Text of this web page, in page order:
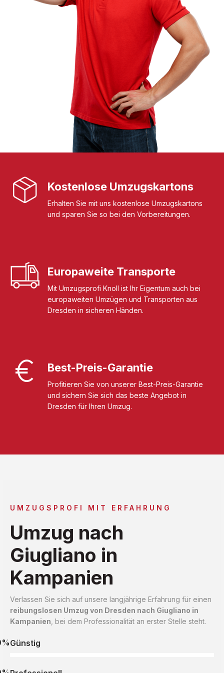
Kostenlose Umzugskartons
Erhalten Sie mit uns kostenlose Umzugskartons
und sparen Sie so bei den Vorbereitungen.
Europaweite Transporte
Mit Umzugsprofi Knoll ist Ihr Eigentum auch bei
europaweiten Umzügen und Transporten aus
Dresden in sicheren Händen.
Best-Preis-Garantie
Profitieren Sie von unserer Best-Preis-Garantie
und sichern Sie sich das beste Angebot in
Dresden für Ihren Umzug.
UMZUGSPROFI MIT ERFAHRUNG
Umzug nach
Giugliano in
Kampanien
Verlassen Sie sich auf unsere langjährige Erfahrung für einen
reibungslosen Umzug von Dresden nach Giugliano in
Kampanien , bei dem Professionalität an erster Stelle steht.
Günstig